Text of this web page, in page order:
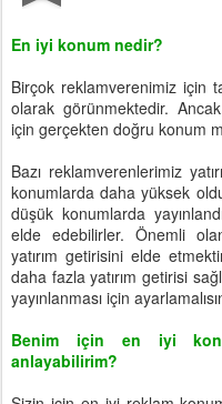
En iyi konum nedir?
Birçok reklamverenimiz için
olarak görünmektedir.
için gerçekten doğru konum
Bazı reklamverenlerimiz
konumlarda daha yüksek
düşük konumlarda
elde edebilirler. Önemli
yatırım getirisini elde
daha fazla yatırım getirisi
yayınlanması için
Benim için en iyi
anlayabilirim?